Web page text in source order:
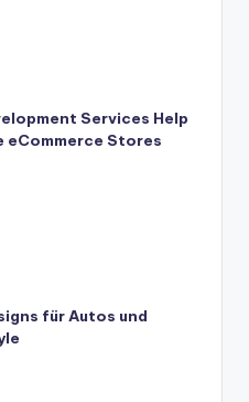
Services Help
eCommerce Stores
für Autos und